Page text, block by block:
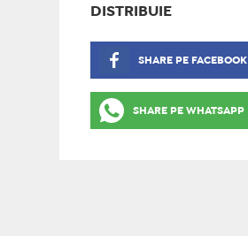
DISTRIBUIE
SHARE PE FACEBOOK
SHARE PE WHATSAPP